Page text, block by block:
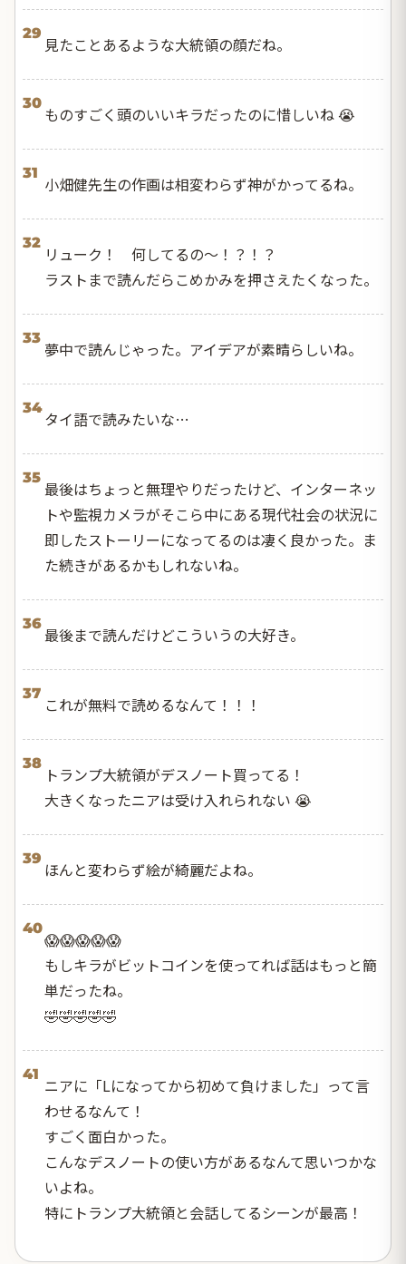
29
見たことあるような大統領の顔だね。
30
ものすごく頭のいいキラだったのに惜しいね 😭
31
小畑健先生の作画は相変わらず神がかってるね。
32
リューク！ 何してるの〜！？！？
ラストまで読んだらこめかみを押さえたくなった。
33
夢中で読んじゃった。アイデアが素晴らしいね。
34
タイ語で読みたいな…
35
最後はちょっと無理やりだったけど、インターネッ
トや監視カメラがそこら中にある現代社会の状況に
即したストーリーになってるのは凄く良かった。ま
た続きがあるかもしれないね。
36
最後まで読んだけどこういうの大好き。
37
これが無料で読めるなんて！！！
38
トランプ大統領がデスノート買ってる！
大きくなったニアは受け入れられない 😭
39
ほんと変わらず絵が綺麗だよね。
40
😱😱😱😱😱
もしキラがビットコインを使ってれば話はもっと簡
単だったね。
🤣🤣🤣🤣🤣
41
ニアに「Lになってから初めて負けました」って言
わせるなんて！
すごく面白かった。
こんなデスノートの使い方があるなんて思いつかな
いよね。
特にトランプ大統領と会話してるシーンが最高！